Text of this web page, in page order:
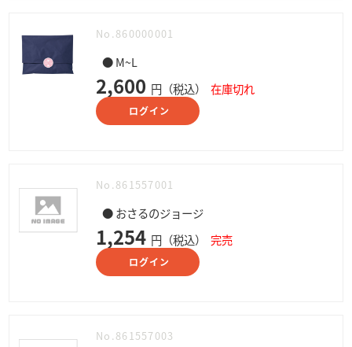
No.860000001
● M~L
2,600 円（税込） 在庫切れ
ログイン
No.861557001
● おさるのジョージ
1,254 円（税込） 完売
ログイン
No.861557003